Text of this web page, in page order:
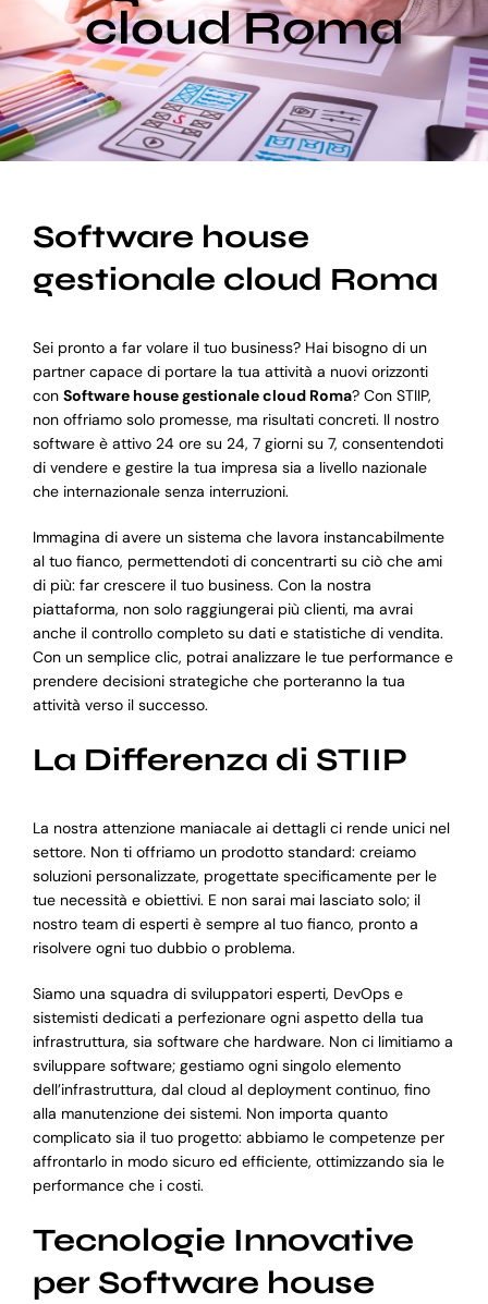
Blog
Supporto
cloud Roma
Software house
gestionale cloud Roma
Sei pronto a far volare il tuo business? Hai bisogno di un
partner capace di portare la tua attività a nuovi orizzonti
con Software house gestionale cloud Roma? Con STIIP,
non offriamo solo promesse, ma risultati concreti. Il nostro
software è attivo 24 ore su 24, 7 giorni su 7, consentendoti
di vendere e gestire la tua impresa sia a livello nazionale
che internazionale senza interruzioni.
Immagina di avere un sistema che lavora instancabilmente
al tuo fianco, permettendoti di concentrarti su ciò che ami
di più: far crescere il tuo business. Con la nostra
piattaforma, non solo raggiungerai più clienti, ma avrai
anche il controllo completo su dati e statistiche di vendita.
Con un semplice clic, potrai analizzare le tue performance e
prendere decisioni strategiche che porteranno la tua
attività verso il successo.
La Differenza di STIIP
La nostra attenzione maniacale ai dettagli ci rende unici nel
settore. Non ti offriamo un prodotto standard: creiamo
soluzioni personalizzate, progettate specificamente per le
tue necessità e obiettivi. E non sarai mai lasciato solo; il
nostro team di esperti è sempre al tuo fianco, pronto a
risolvere ogni tuo dubbio o problema.
Siamo una squadra di sviluppatori esperti, DevOps e
sistemisti dedicati a perfezionare ogni aspetto della tua
infrastruttura, sia software che hardware. Non ci limitiamo a
sviluppare software; gestiamo ogni singolo elemento
dell’infrastruttura, dal cloud al deployment continuo, fino
alla manutenzione dei sistemi. Non importa quanto
complicato sia il tuo progetto: abbiamo le competenze per
affrontarlo in modo sicuro ed efficiente, ottimizzando sia le
performance che i costi.
Tecnologie Innovative
per Software house